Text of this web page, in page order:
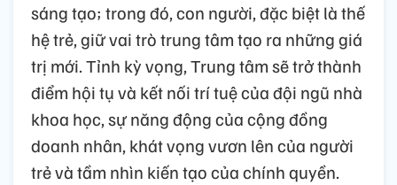
sáng tạo; trong đó, con người, đặc biệt là thế
hệ trẻ, giữ vai trò trung tâm tạo ra những giá
trị mới. Tỉnh kỳ vọng, Trung tâm sẽ trở thành
điểm hội tụ và kết nối trí tuệ của đội ngũ nhà
khoa học, sự năng động của cộng đồng
doanh nhân, khát vọng vươn lên của người
trẻ và tầm nhìn kiến tạo của chính quyền.